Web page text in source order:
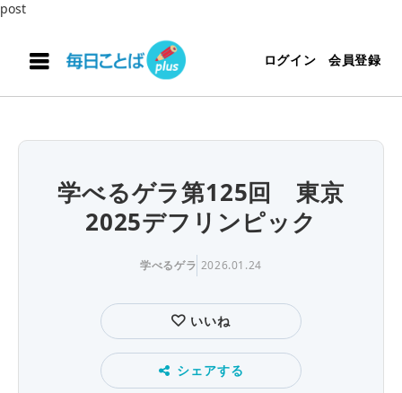
post
ログイン 会員登録
学べるゲラ第125回 東京
2025デフリンピック
学べるゲラ 2026.01.24
いいね
シェアする